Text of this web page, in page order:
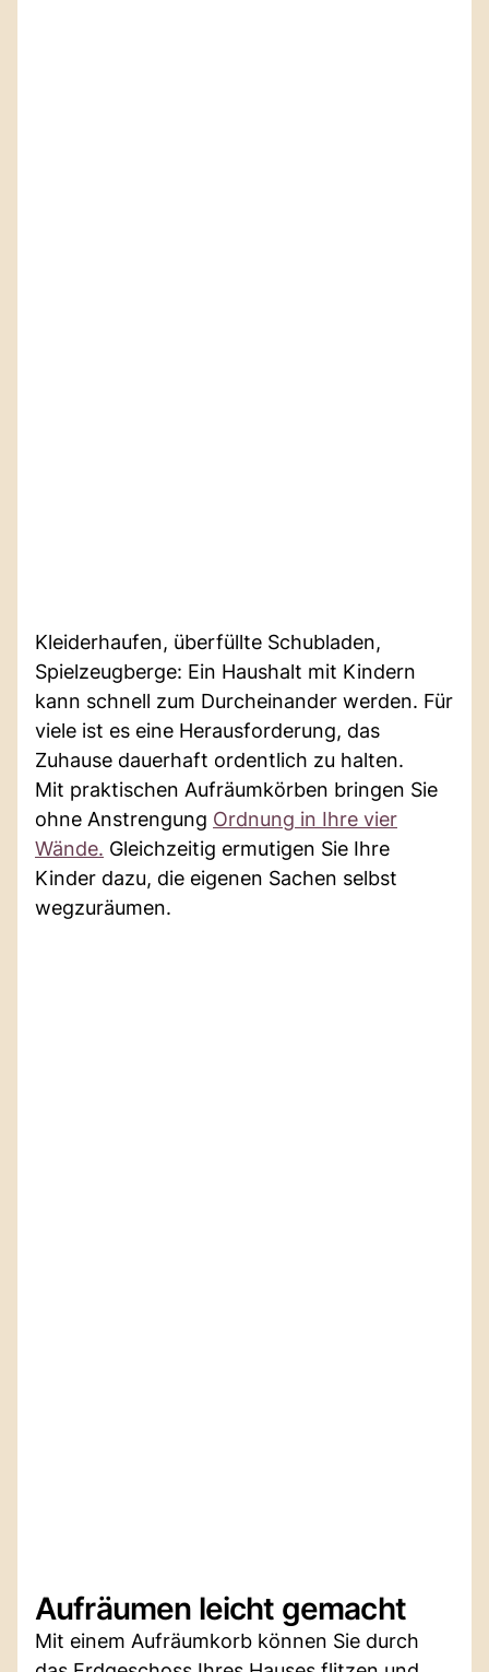
Kleiderhaufen, überfüllte Schubladen,
Spielzeugberge: Ein Haushalt mit Kindern
kann schnell zum Durcheinander werden. Für
viele ist es eine Herausforderung, das
Zuhause dauerhaft ordentlich zu halten.
Mit praktischen Aufräumkörben bringen Sie
ohne Anstrengung Ordnung in Ihre vier
Wände. Gleichzeitig ermutigen Sie Ihre
Kinder dazu, die eigenen Sachen selbst
wegzuräumen.
Aufräumen leicht gemacht
Mit einem Aufräumkorb können Sie durch